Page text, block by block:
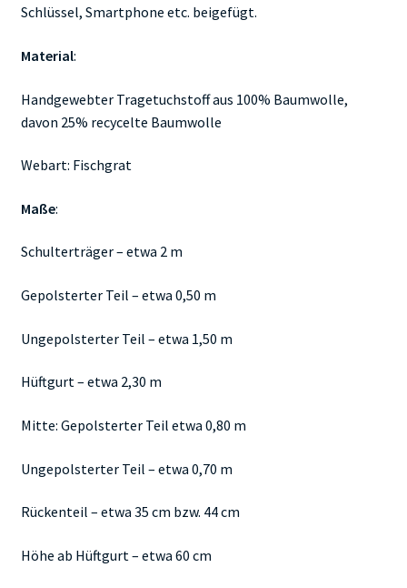
Schlüssel, Smartphone etc. beigefügt.
Material:
Handgewebter Tragetuchstoff aus 100% Baumwolle,
davon 25% recycelte Baumwolle
Webart: Fischgrat
Maße:
Schulterträger – etwa 2 m
Gepolsterter Teil – etwa 0,50 m
Ungepolsterter Teil – etwa 1,50 m
Hüftgurt – etwa 2,30 m
Mitte: Gepolsterter Teil etwa 0,80 m
Ungepolsterter Teil – etwa 0,70 m
Rückenteil – etwa 35 cm bzw. 44 cm
Höhe ab Hüftgurt – etwa 60 cm